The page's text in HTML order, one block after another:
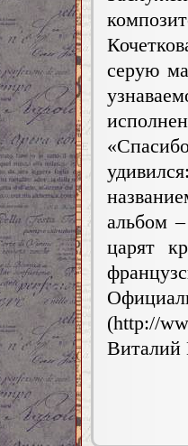
серую
альбом
царят
(http://
Виталий